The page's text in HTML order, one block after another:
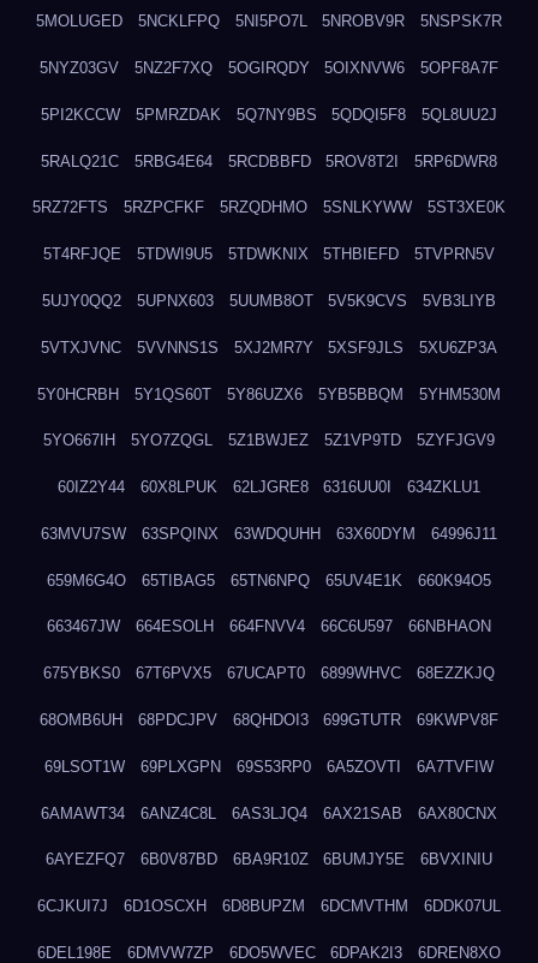
5MOLUGED 5NCKLFPQ 5NI5PO7L 5NROBV9R 5NSPSK7R
5NYZ03GV 5NZ2F7XQ 5OGIRQDY 5OIXNVW6 5OPF8A7F
5PI2KCCW 5PMRZDAK 5Q7NY9BS 5QDQI5F8 5QL8UU2J
5RALQ21C 5RBG4E64 5RCDBBFD 5ROV8T2I 5RP6DWR8
5RZ72FTS 5RZPCFKF 5RZQDHMO 5SNLKYWW 5ST3XE0K
5T4RFJQE 5TDWI9U5 5TDWKNIX 5THBIEFD 5TVPRN5V
5UJY0QQ2 5UPNX603 5UUMB8OT 5V5K9CVS 5VB3LIYB
5VTXJVNC 5VVNNS1S 5XJ2MR7Y 5XSF9JLS 5XU6ZP3A
5Y0HCRBH 5Y1QS60T 5Y86UZX6 5YB5BBQM 5YHM530M
5YO667IH 5YO7ZQGL 5Z1BWJEZ 5Z1VP9TD 5ZYFJGV9
60IZ2Y44 60X8LPUK 62LJGRE8 6316UU0I 634ZKLU1
63MVU7SW 63SPQINX 63WDQUHH 63X60DYM 64996J11
659M6G4O 65TIBAG5 65TN6NPQ 65UV4E1K 660K94O5
663467JW 664ESOLH 664FNVV4 66C6U597 66NBHAON
675YBKS0 67T6PVX5 67UCAPT0 6899WHVC 68EZZKJQ
68OMB6UH 68PDCJPV 68QHDOI3 699GTUTR 69KWPV8F
69LSOT1W 69PLXGPN 69S53RP0 6A5ZOVTI 6A7TVFIW
6AMAWT34 6ANZ4C8L 6AS3LJQ4 6AX21SAB 6AX80CNX
6AYEZFQ7 6B0V87BD 6BA9R10Z 6BUMJY5E 6BVXINIU
6CJKUI7J 6D1OSCXH 6D8BUPZM 6DCMVTHM 6DDK07UL
6DEL198E 6DMVW7ZP 6DO5WVEC 6DPAK2I3 6DREN8XO